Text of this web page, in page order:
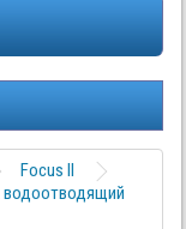
Focus II